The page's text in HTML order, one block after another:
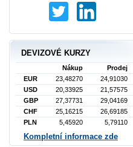
DEVIZOVÉ KURZY
Nákup
Prodej
EUR
23,48270
24,91030
USD
20,33925
21,57575
GBP
27,37731
29,04169
CHF
25,16215
26,69185
PLN
5,45920 5,79110
Kompletní informace zde